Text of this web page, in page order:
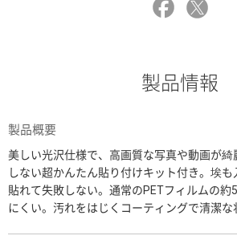
製品情報
製品概要
美しい光沢仕様で、高画質な写真や動画が
しない超かんたん貼り付けキット付き。埃
貼れて失敗しない。通常のPETフィルムの約
にくい。汚れをはじくコーティングで清潔な